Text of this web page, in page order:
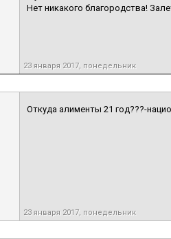
Нет никакого благородства!
23 января 2017, понедельник
Откуда алименты 21 год???-
23 января 2017, понедельник